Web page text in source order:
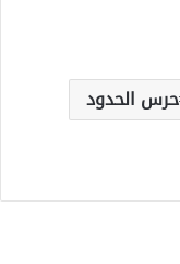
حرس الحدود